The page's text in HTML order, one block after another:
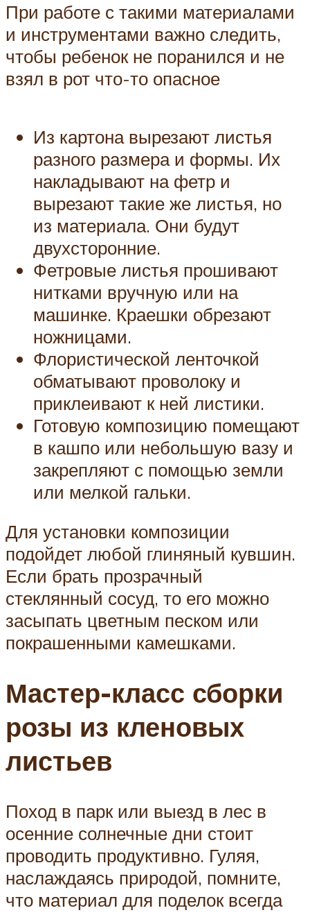
При работе с такими материалами
и инструментами важно следить,
чтобы ребенок не поранился и не
взял в рот что-то опасное
Из картона вырезают листья
разного размера и формы. Их
накладывают на фетр и
вырезают такие же листья, но
из материала. Они будут
двухсторонние.
Фетровые листья прошивают
нитками вручную или на
машинке. Краешки обрезают
ножницами.
Флористической ленточкой
обматывают проволоку и
приклеивают к ней листики.
Готовую композицию помещают
в кашпо или небольшую вазу и
закрепляют с помощью земли
или мелкой гальки.
Для установки композиции
подойдет любой глиняный кувшин.
Если брать прозрачный
стеклянный сосуд, то его можно
засыпать цветным песком или
покрашенными камешками.
Мастер-класс сборки
розы из кленовых
листьев
Поход в парк или выезд в лес в
осенние солнечные дни стоит
проводить продуктивно. Гуляя,
наслаждаясь природой, помните,
что материал для поделок всегда